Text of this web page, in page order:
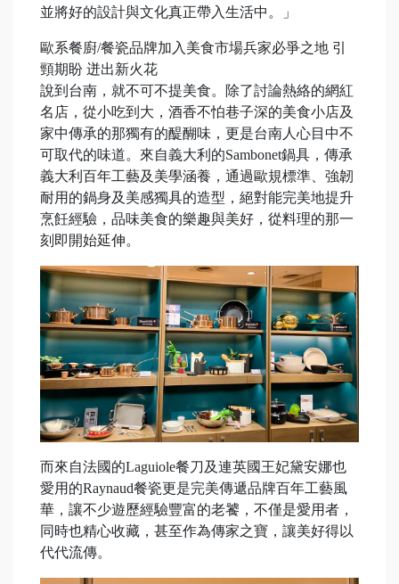
並將好的設計與文化真正帶入生活中。」
歐系餐廚/餐瓷品牌加入美食市場兵家必爭之地 引
頸期盼 迸出新火花
說到台南，就不可不提美食。除了討論熱絡的網紅
名店，從小吃到大，酒香不怕巷子深的美食小店及
家中傳承的那獨有的醍醐味，更是台南人心目中不
可取代的味道。來自義大利的Sambonet鍋具，傳承
義大利百年工藝及美學涵養，通過歐規標準、強韌
耐用的鍋身及美感獨具的造型，絕對能完美地提升
烹飪經驗，品味美食的樂趣與美好，從料理的那一
刻即開始延伸。
而來自法國的Laguiole餐刀及連英國王妃黛安娜也
愛用的Raynaud餐瓷更是完美傳遞品牌百年工藝風
華，讓不少遊歷經驗豐富的老饕，不僅是愛用者，
同時也精心收藏，甚至作為傳家之寶，讓美好得以
代代流傳。